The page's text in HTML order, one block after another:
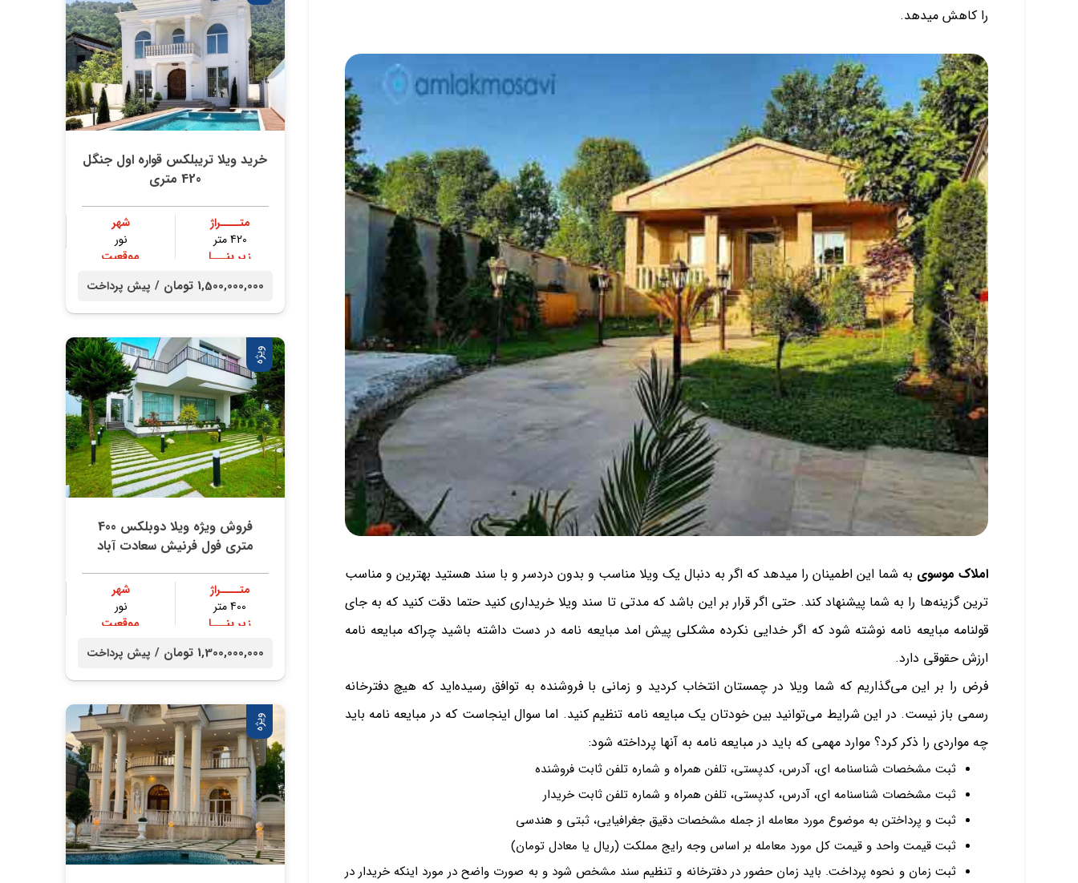
را کاهش میدهد.
املاک موسوی به شما این اطمینان را میدهد که اگر به دنبال یک ویلا مناسب و بدون دردسر و با سند هستید بهترین و مناسب
ترین گزینه‌ها را به شما پیشنهاد کند. حتی اگر قرار بر این باشد که مدتی تا سند ویلا خریداری کنید حتما دقت کنید که به جای
قولنامه مبایعه نامه نوشته شود که اگر خدایی نکرده مشکلی پیش امد مبایعه نامه در دست داشته باشید چراکه مبایعه نامه
ارزش حقوقی دارد.
فرض را بر این می‌گذاریم که شما ویلا در چمستان انتخاب کردید و زمانی با فروشنده به توافق رسیده‌اید که هیچ دفترخانه
رسمی باز نیست. در این شرایط می‌توانید بین خودتان یک مبایعه نامه تنظیم کنید. اما سوال اینجاست که در مبایعه نامه باید
چه مواردی را ذکر کرد؟ موارد مهمی که باید در مبایعه نامه به آنها پرداخته شود:
ثبت مشخصات شناسنامه ای، آدرس، کدپستی، تلفن همراه و شماره تلفن ثابت فروشنده
ثبت مشخصات شناسنامه ای، آدرس، کدپستی، تلفن همراه و شماره تلفن ثابت خریدار
ثبت و پرداختن به موضوع مورد معامله از جمله مشخصات دقیق جغرافیایی، ثبتی و هندسی
ثبت قیمت واحد و قیمت کل مورد معامله بر اساس وجه رایج مملکت (ریال یا معادل تومان)
ثبت زمان و نحوه پرداخت. باید زمان حضور در دفترخانه و تنظیم سند مشخص شود و به صورت واضح در مورد اینکه خریدار در
خرید ویلا تریبلکس قواره اول جنگل
420 متری
متــــراژ
420 متر
شهر
نور
زیر بنـــا
موقعیت
1,500,000,000 تومان / پیش پرداخت
ویژه
فروش ویژه ویلا دوبلکس 400
متری فول فرنیش سعادت آباد
متــــراژ
400 متر
شهر
نور
زیر بنـــا
موقعیت
1,300,000,000 تومان / پیش پرداخت
ویژه